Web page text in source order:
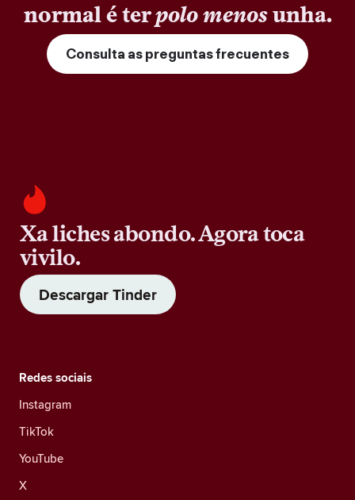
normal é terpolo menosunha.
Consulta as preguntas frecuentes
Xa liches abondo. Agora toca
vivilo.
Descargar Tinder
Redes sociais
Instagram
TikTok
YouTube
X